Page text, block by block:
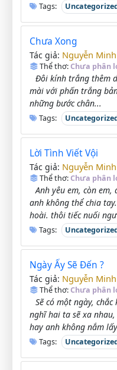
Tags:
Chưa Xong
Tác giả: Nguyễn
Thể thơ:Chưa phân
Đôi kính trắng thêm
mài với phấn trắng
những bước chân...
Tags:
Lời Tình Viết Vội
Tác giả: Nguyễn
Thể thơ:Chưa phân
Anh yêu em, còn
anh không thể chia
hoài. thôi tiếc nuối
Tags:
Ngày Ấy Sẽ Đến ?
Tác giả: Nguyễn
Thể thơ:Chưa phân
Sẽ có một ngày,
nghĩ hai ta sẽ xa
hay anh không nắm
Tags: